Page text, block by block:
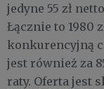
jedyne 55 zł
Łącznie to 1980
konkurencyjną
jest również za
raty. Oferta jest